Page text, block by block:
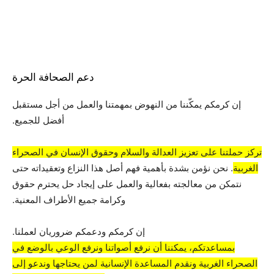
دعم الصحافة الحرة
إن كرمكم يمكّننا من النهوض بمهمتنا والعمل من أجل مستقبل
أفضل للجميع.
تركز حملتنا على تعزيز العدالة والسلام وحقوق الإنسان في الصحراء
الغربية. نحن نؤمن بشدة بأهمية فهم أصل هذا النزاع وتعقيداته حتى
نتمكن من معالجته بفعالية والعمل على إيجاد حل يحترم حقوق
وكرامة جميع الأطراف المعنية.
إن كرمكم ودعمكم ضروريان لعملنا.
بمساعدتكم، يمكننا أن نرفع أصواتنا ونرفع الوعي بالوضع في
الصحراء الغربية ونقدم المساعدة الإنسانية لمن يحتاجها وندعو إلى